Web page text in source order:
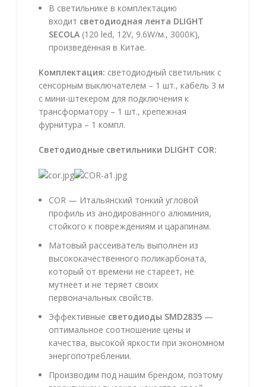
В светильнике в комплектацию
входит светодиодная лента DLIGHT
SECOLA (120 led, 12V, 9.6W/м., 3000К),
произведённая в Китае.
Комплектация: светодиодный светильник с
сенсорным выключателем – 1 шт., кабель 3 м
с мини-штекером для подключения к
трансформатору – 1 шт., крепежная
фурнитура – 1 компл.
Светодиодные светильники DLIGHT COR:
COR — Итальянский тонкий угловой
профиль из анодированного алюминия,
стойкого к повреждениям и царапинам.
Матовый рассеиватель выполнен из
высококачественного поликарбоната,
который от времени не стареет, не
мутнеет и не теряет своих
первоначальных свойств.
Эффективные светодиоды SMD2835 —
оптимальное соотношение цены и
качества, высокой яркости при экономном
энергопотреблении.
Производим под нашим брендом, поэтому